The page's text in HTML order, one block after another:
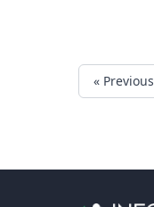
« Previous